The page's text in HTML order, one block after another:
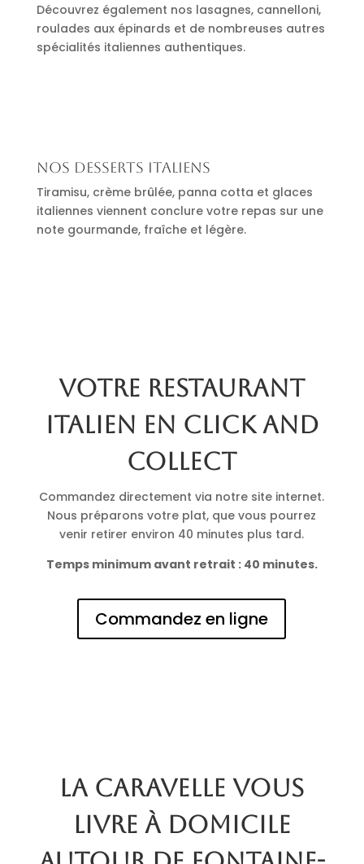
Découvrez également nos lasagnes, cannelloni,
roulades aux épinards et de nombreuses autres
spécialités italiennes authentiques.
Nos desserts italiens
Tiramisu, crème brûlée, panna cotta et glaces
italiennes viennent conclure votre repas sur une
note gourmande, fraîche et légère.
Votre restaurant
italien en click and
collect
Commandez directement via notre site internet.
Nous préparons votre plat, que vous pourrez
venir retirer environ 40 minutes plus tard.
Temps minimum avant retrait : 40 minutes.
Commandez en ligne
La Caravelle vous
livre à domicile